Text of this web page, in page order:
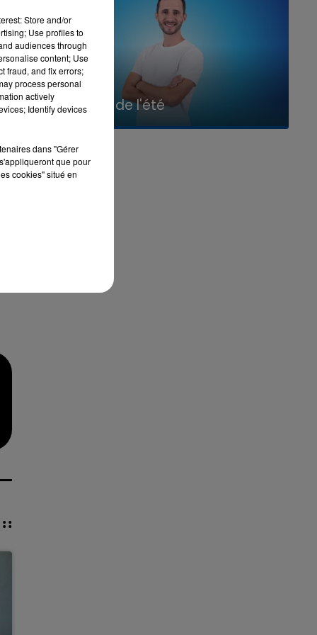
7h00 - 11h00
La Team de l'été
Store and/or
Use profiles to
audiences through
content; Use
fraud, and fix errors;
process personal
actively
Identify devices
dans "Gérer
que pour
cookies" situé en